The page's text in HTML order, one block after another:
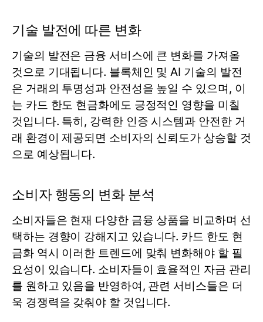
기술 발전에 따른 변화
기술의 발전은 금융 서비스에 큰 변화를 가져올
것으로 기대됩니다. 블록체인 및 AI 기술의 발전
은 거래의 투명성과 안전성을 높일 수 있으며, 이
는 카드 한도 현금화에도 긍정적인 영향을 미칠
것입니다. 특히, 강력한 인증 시스템과 안전한 거
래 환경이 제공되면 소비자의 신뢰도가 상승할 것
으로 예상됩니다.
소비자 행동의 변화 분석
소비자들은 현재 다양한 금융 상품을 비교하며 선
택하는 경향이 강해지고 있습니다. 카드 한도 현
금화 역시 이러한 트렌드에 맞춰 변화해야 할 필
요성이 있습니다. 소비자들이 효율적인 자금 관리
를 원하고 있음을 반영하여, 관련 서비스들은 더
욱 경쟁력을 갖춰야 할 것입니다.